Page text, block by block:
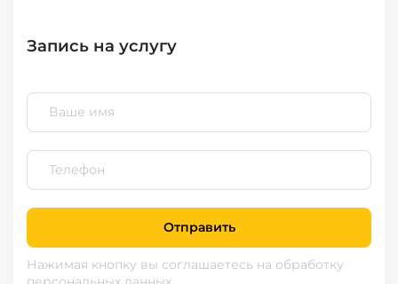
Запись на услугу
Отправить
Нажимая кнопку вы соглашаетесь на обработку